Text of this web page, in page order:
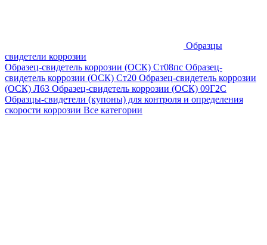
Образцы
свидетели коррозии
Образец-свидетель коррозии (ОСК) Ст08пс Образец-
свидетель коррозии (ОСК) Ст20 Образец-свидетель коррозии
(ОСК) Л63 Образец-свидетель коррозии (ОСК) 09Г2С
Образцы-свидетели (купоны) для контроля и определения
скорости коррозии Все категории